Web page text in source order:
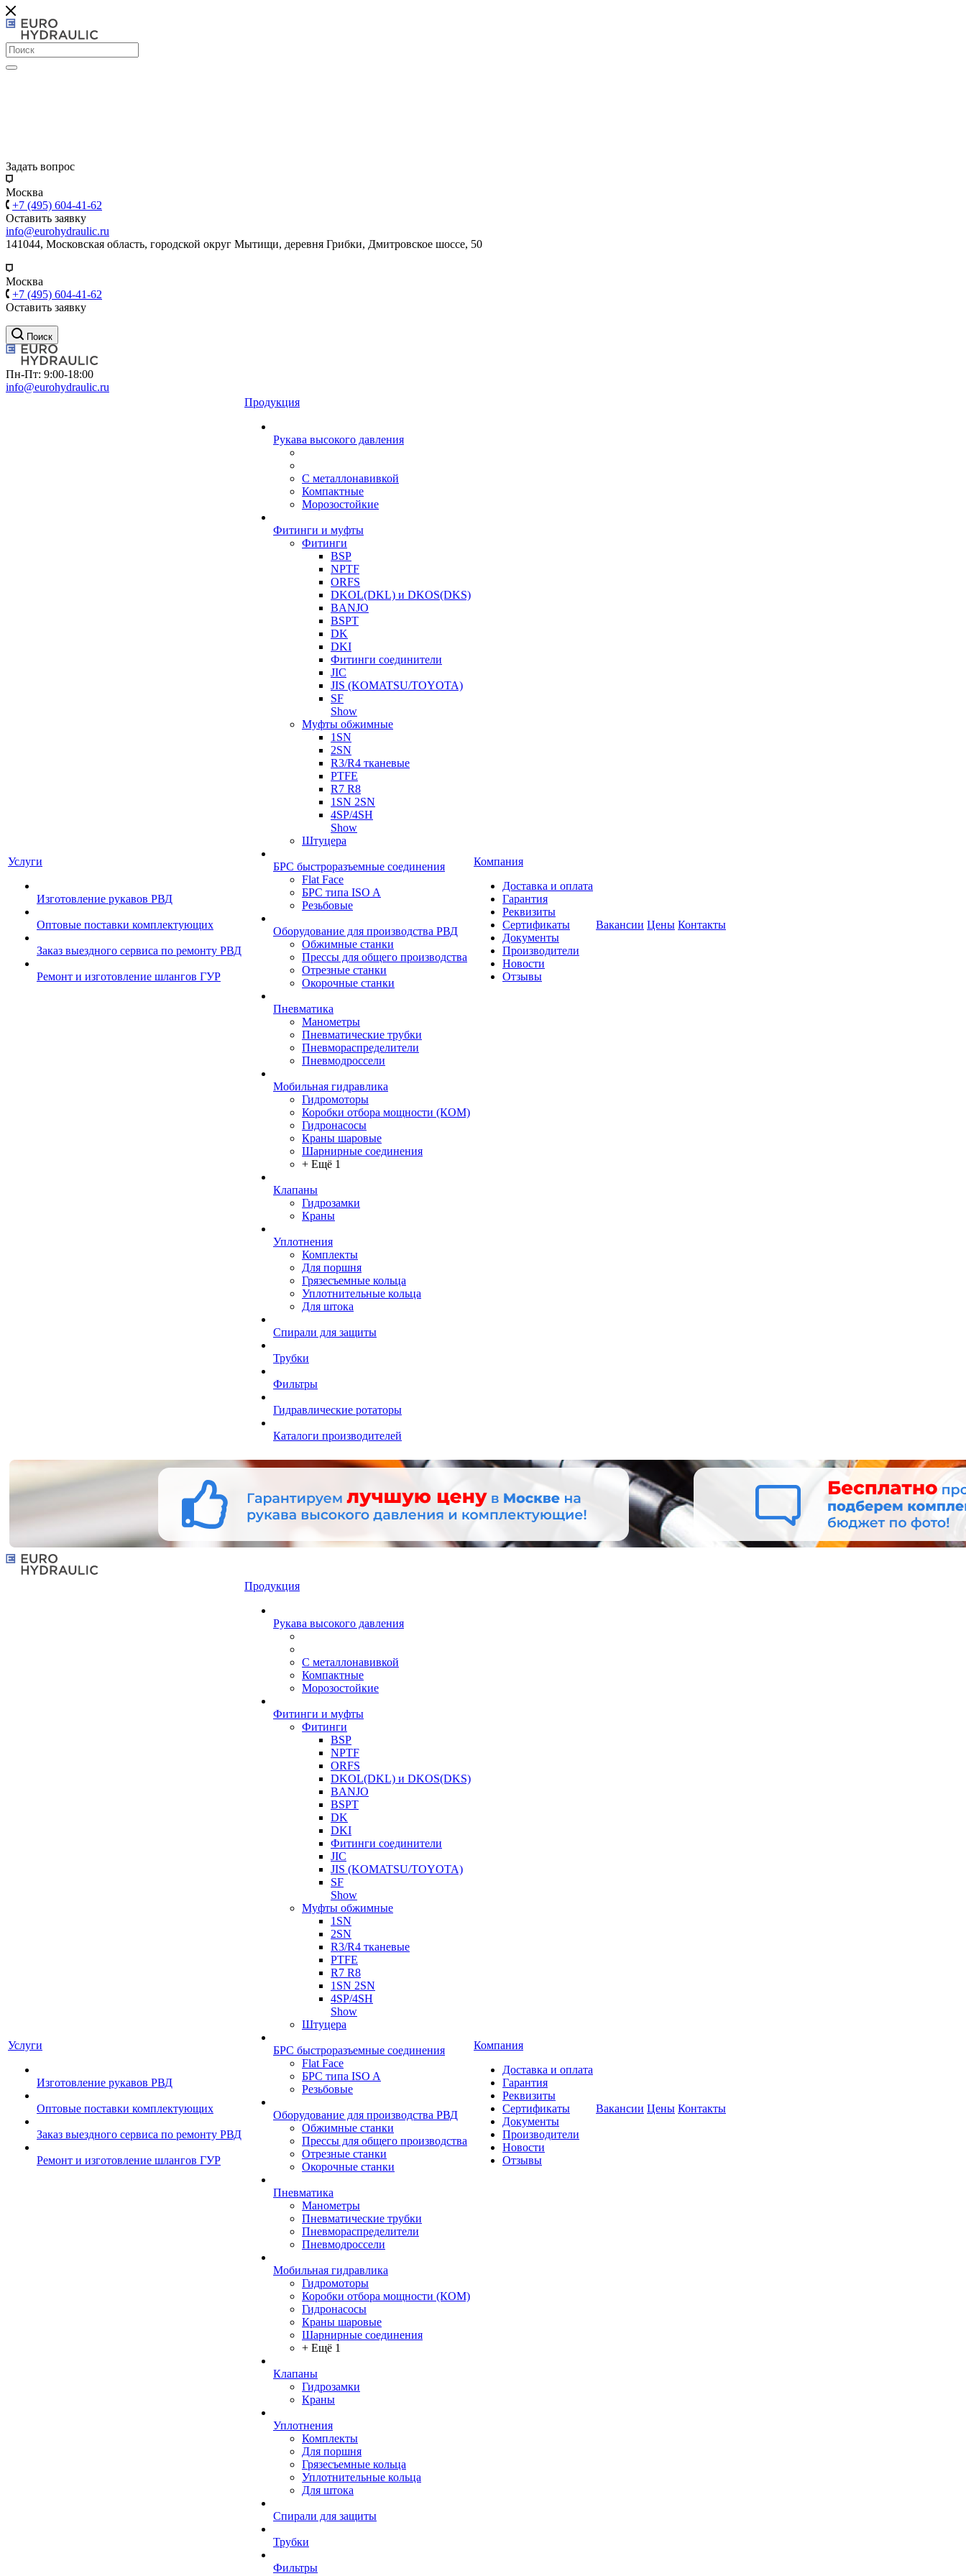
Задать вопрос
Москва
+7 (495) 604-41-62
Оставить заявку
info@eurohydraulic.ru
141044, Московская область, городской округ Мытищи, деревня Грибки, Дмитровское шоссе, 50
Москва
+7 (495) 604-41-62
Оставить заявку
Поиск
Пн-Пт: 9:00-18:00
info@eurohydraulic.ru
Услуги
Изготовление рукавов РВД
Оптовые поставки комплектующих
Заказ выездного сервиса по ремонту РВД
Ремонт и изготовление шлангов ГУР
Продукция
Рукава высокого давления
С металлонавивкой
Компактные
Морозостойкие
Фитинги и муфты
Фитинги
BSP
NPTF
ORFS
DKOL(DKL) и DKOS(DKS)
BANJO
BSPT
DK
DKI
Фитинги соединители
JIC
JIS (KOMATSU/TOYOTA)
SF
Show
Муфты обжимные
1SN
2SN
R3/R4 тканевые
PTFE
R7 R8
1SN 2SN
4SP/4SH
Show
Штуцера
БРС быстроразъемные соединения
Flat Face
БРС типа ISO A
Резьбовые
Оборудование для производства РВД
Обжимные станки
Прессы для общего производства
Отрезные станки
Окорочные станки
Пневматика
Манометры
Пневматические трубки
Пневмораспределители
Пневмодроссели
Мобильная гидравлика
Гидромоторы
Коробки отбора мощности (КОМ)
Гидронасосы
Краны шаровые
Шарнирные соединения
+ Ещё 1
Клапаны
Гидрозамки
Краны
Уплотнения
Комплекты
Для поршня
Грязесъемные кольца
Уплотнительные кольца
Для штока
Спирали для защиты
Трубки
Фильтры
Гидравлические ротаторы
Каталоги производителей
Компания
Доставка и оплата
Гарантия
Реквизиты
Сертификаты
Документы
Производители
Новости
Отзывы
Вакансии Цены Контакты
Услуги
Изготовление рукавов РВД
Оптовые поставки комплектующих
Заказ выездного сервиса по ремонту РВД
Ремонт и изготовление шлангов ГУР
Продукция
Рукава высокого давления
С металлонавивкой
Компактные
Морозостойкие
Фитинги и муфты
Фитинги
BSP
NPTF
ORFS
DKOL(DKL) и DKOS(DKS)
BANJO
BSPT
DK
DKI
Фитинги соединители
JIC
JIS (KOMATSU/TOYOTA)
SF
Show
Муфты обжимные
1SN
2SN
R3/R4 тканевые
PTFE
R7 R8
1SN 2SN
4SP/4SH
Show
Штуцера
БРС быстроразъемные соединения
Flat Face
БРС типа ISO A
Резьбовые
Оборудование для производства РВД
Обжимные станки
Прессы для общего производства
Отрезные станки
Окорочные станки
Пневматика
Манометры
Пневматические трубки
Пневмораспределители
Пневмодроссели
Мобильная гидравлика
Гидромоторы
Коробки отбора мощности (КОМ)
Гидронасосы
Краны шаровые
Шарнирные соединения
+ Ещё 1
Клапаны
Гидрозамки
Краны
Уплотнения
Комплекты
Для поршня
Грязесъемные кольца
Уплотнительные кольца
Для штока
Спирали для защиты
Трубки
Фильтры
Компания
Доставка и оплата
Гарантия
Реквизиты
Сертификаты
Документы
Производители
Новости
Отзывы
Вакансии Цены Контакты